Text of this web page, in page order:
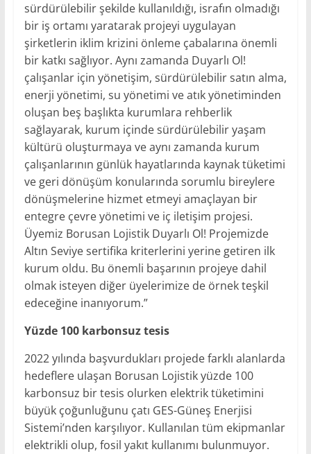
sürdürülebilir şekilde kullanıldığı, israfın olmadığı
bir iş ortamı yaratarak projeyi uygulayan
şirketlerin iklim krizini önleme çabalarına önemli
bir katkı sağlıyor. Aynı zamanda Duyarlı Ol!
çalışanlar için yönetişim, sürdürülebilir satın alma,
enerji yönetimi, su yönetimi ve atık yönetiminden
oluşan beş başlıkta kurumlara rehberlik
sağlayarak, kurum içinde sürdürülebilir yaşam
kültürü oluşturmaya ve aynı zamanda kurum
çalışanlarının günlük hayatlarında kaynak tüketimi
ve geri dönüşüm konularında sorumlu bireylere
dönüşmelerine hizmet etmeyi amaçlayan bir
entegre çevre yönetimi ve iç iletişim projesi.
Üyemiz Borusan Lojistik Duyarlı Ol! Projemizde
Altın Seviye sertifika kriterlerini yerine getiren ilk
kurum oldu. Bu önemli başarının projeye dahil
olmak isteyen diğer üyelerimize de örnek teşkil
edeceğine inanıyorum.”
Yüzde 100 karbonsuz tesis
2022 yılında başvurdukları projede farklı alanlarda
hedeflere ulaşan Borusan Lojistik yüzde 100
karbonsuz bir tesis olurken elektrik tüketimini
büyük çoğunluğunu çatı GES-Güneş Enerjisi
Sistemi’nden karşılıyor. Kullanılan tüm ekipmanlar
elektrikli olup, fosil yakıt kullanımı bulunmuyor.